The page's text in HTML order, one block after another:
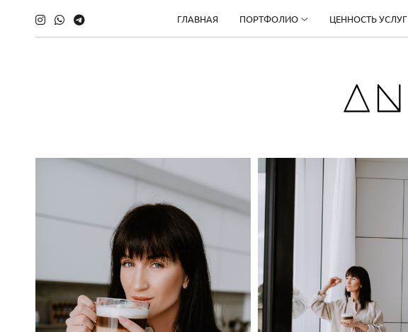
ГЛАВНАЯ ПОРТФОЛИО ЦЕННОСТЬ УСЛУГ